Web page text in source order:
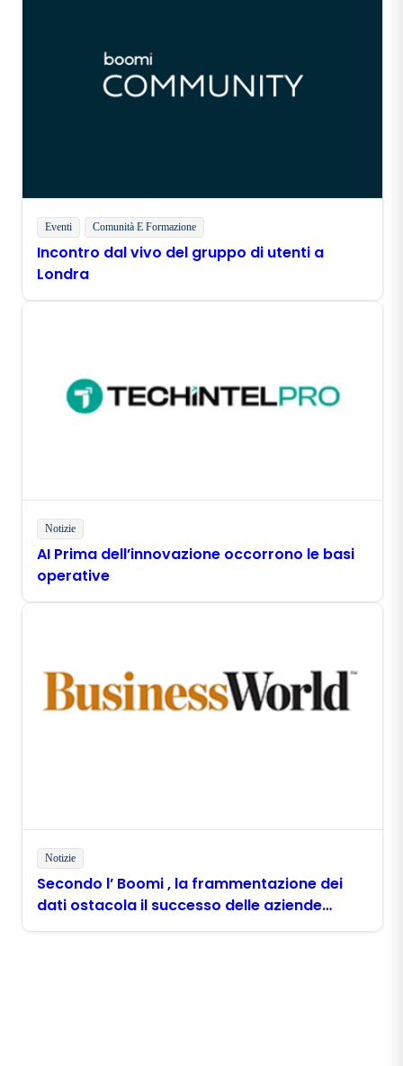
Eventi Comunità E Formazione
Incontro dal vivo del gruppo di utenti a
Londra
Notizie
AI Prima dell’innovazione occorrono le basi
operative
Notizie
Secondo l’ Boomi , la frammentazione dei
dati ostacola il successo delle aziende
filippine nell’ambito dell’ AI